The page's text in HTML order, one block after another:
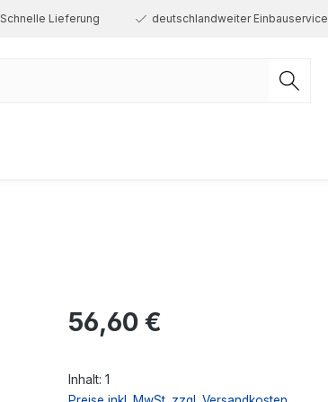
Schnelle Lieferung deutschlandweiter Einbauservice
Regulärer Preis:
56,60 €
Inhalt: 1